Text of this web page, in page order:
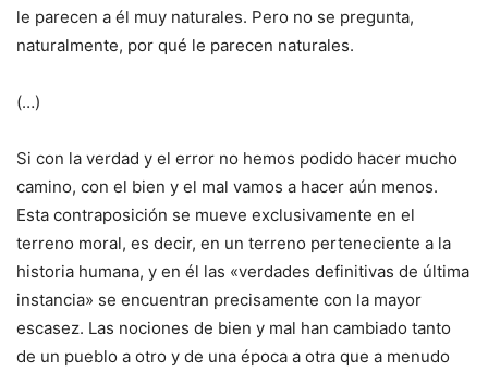
le parecen a él muy naturales. Pero no se pregunta,
naturalmente, por qué le parecen naturales.
(…)
Si con la verdad y el error no hemos podido hacer mucho
camino, con el bien y el mal vamos a hacer aún menos.
Esta contraposición se mueve exclusivamente en el
terreno moral, es decir, en un terreno perteneciente a la
historia humana, y en él las «verdades definitivas de última
instancia» se encuentran precisamente con la mayor
escasez. Las nociones de bien y mal han cambiado tanto
de un pueblo a otro y de una época a otra que a menudo